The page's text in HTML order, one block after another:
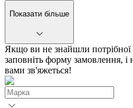
Показати більше
Якщо ви не знайшли потрібної
заповніть форму замовлення,
вами зв'яжеться!